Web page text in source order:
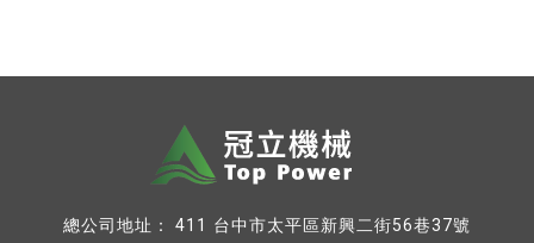
台中市太平區新興二街56巷37號